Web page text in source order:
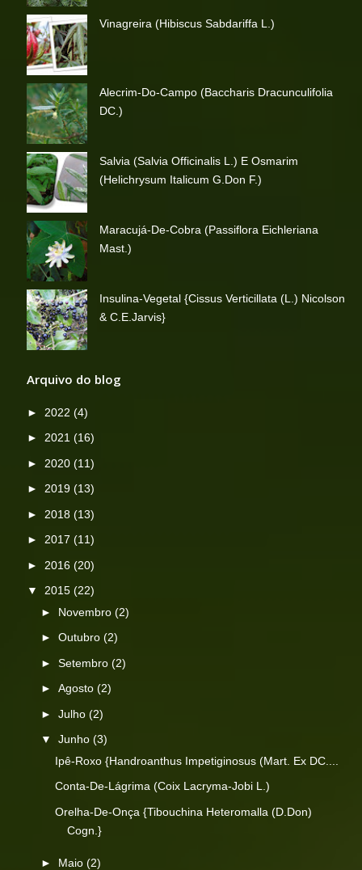
Vinagreira (Hibiscus Sabdariffa L.)
Alecrim-Do-Campo (Baccharis Dracunculifolia
DC.)
Salvia (Salvia Officinalis L.) E Osmarim
(Helichrysum Italicum G.Don F.)
Maracujá-De-Cobra (Passiflora Eichleriana
Mast.)
Insulina-Vegetal {Cissus Verticillata (L.) Nicolson
& C.E.Jarvis}
Arquivo do blog
► 2022(4)
►2021(16)
► 2020(11)
►2019(13)
► 2018(13)
►2017(11)
► 2016(20)
▼2015(22)
► Novembro(2)
►Outubro(2)
►Setembro(2)
►Agosto(2)
►Julho(2)
▼Junho(3)
Ipê-Roxo {Handroanthus Impetiginosus (Mart. Ex DC....
Conta-De-Lágrima (Coix Lacryma-Jobi L.)
Orelha-De-Onça {Tibouchina Heteromalla (D.Don)
Cogn.}
► Maio(2)